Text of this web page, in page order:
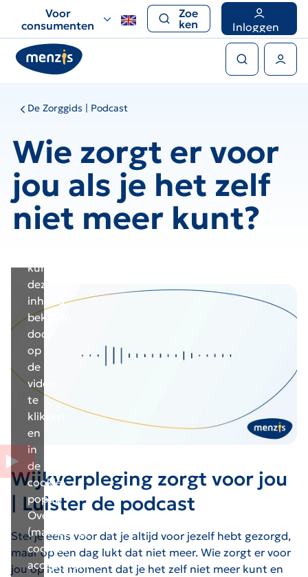
voor
snelle
navigatie
Voor
consumenten
Zoe
ken
Inloggen
De Zorggids | Podcast
Wie zorgt er voor
jou als je het zelf
niet meer kunt?
externe
inhoud
kan
niet
getoond
third-
cookies
niet
hebt
kunt
deze
inhoud
bekijken
door
op
de
video
te
klikken
en
in
de
cookie-
popup
Overige
(marketing)
cookies
accepteren.
Wijkverpleging zorgt voor jou
| Luister de podcast
Stel je eens voor dat je altijd voor jezelf hebt gezorgd,
maar op een dag lukt dat niet meer. Wie zorgt er voor
jouop het moment dat je het zelf niet meer kunt en